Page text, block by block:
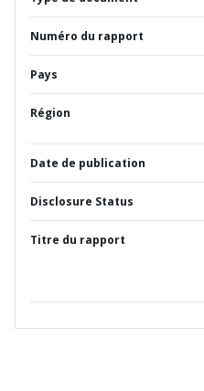
Numéro du rapport
Pays
Région
Date de publication
Disclosure Status
Titre du rapport